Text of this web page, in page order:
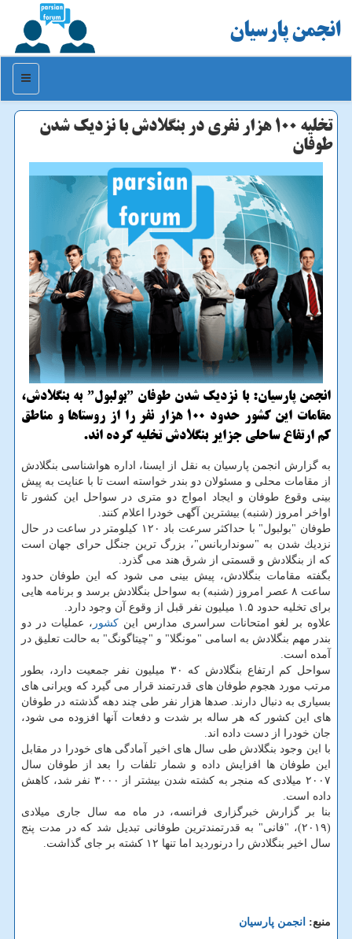
انجمن پارسیان
منو
تخلیه ۱۰۰ هزار نفری در بنگلادش با نزدیك شدن
طوفان
انجمن پارسیان: با نزدیك شدن طوفان ˮبولبولˮ به بنگلادش،
مقامات این كشور حدود 100 هزار نفر را از روستاها و مناطق
كم ارتفاع ساحلی جزایر بنگلادش تخلیه كرده اند.
به گزارش انجمن پارسیان به نقل از ایسنا، اداره هواشناسی بنگلادش
از مقامات محلی و مسئولان دو بندر خواسته است تا با عنایت به پیش
بینی وقوع طوفان و ایجاد امواج دو متری در سواحل این كشور تا
اواخر امروز (شنبه) بیشترین آگهی خودرا اعلام كنند.
طوفان "بولبول" با حداكثر سرعت باد ۱۲۰ كیلومتر در ساعت در حال
نزدیك شدن به "سونداربانس"، بزرگ ترین جنگل حرای جهان است
كه از بنگلادش و قسمتی از شرق هند می گذرد.
بگفته مقامات بنگلادش، پیش بینی می شود كه این طوفان حدود
ساعت ۸ عصر امروز (شنبه) به سواحل بنگلادش برسد و برنامه هایی
برای تخلیه حدود ۱.۵ میلیون نفر قبل از وقوع آن وجود دارد.
علاوه بر لغو امتحانات سراسری مدارس این كشور ، عملیات در دو
بندر مهم بنگلادش به اسامی "مونگلا" و "چیتاگونگ" به حالت تعلیق در
آمده است.
سواحل كم ارتفاع بنگلادش كه ۳۰ میلیون نفر جمعیت دارد، بطور
مرتب مورد هجوم طوفان های قدرتمند قرار می گیرد كه ویرانی های
بسیاری به دنبال دارند. صدها هزار نفر طی چند دهه گذشته در طوفان
های این كشور كه هر ساله بر شدت و دفعات آنها افزوده می شود،
جان خودرا از دست داده اند.
با این وجود بنگلادش طی سال های اخیر آمادگی های خودرا در مقابل
این طوفان ها افزایش داده و شمار تلفات را بعد از طوفان سال
۲۰۰۷ میلادی كه منجر به كشته شدن بیشتر از ۳۰۰۰ نفر شد، كاهش
داده است.
بنا بر گزارش خبرگزاری فرانسه، در ماه مه سال جاری میلادی
(۲۰۱۹)، "فانی" به قدرتمندترین طوفانی تبدیل شد كه در مدت پنج
سال اخیر بنگلادش را درنوردید اما تنها ۱۲ كشته بر جای گذاشت.
منبع: انجمن پارسیان